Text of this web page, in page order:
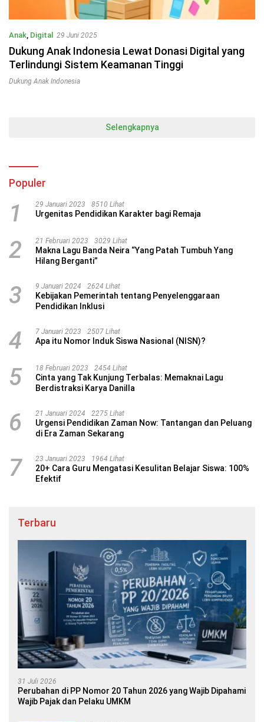
Anak, Digital 29 Juni 2025
Dukung Anak Indonesia Lewat Donasi Digital yang
Terlindungi Sistem Keamanan Tinggi
Dukung Anak Indonesia
Selengkapnya
Populer
1 29 Januari 2023 8510 Lihat
Urgenitas Pendidikan Karakter bagi Remaja
2 21 Februari 2023 3029 Lihat
Makna Lagu Banda Neira “Yang Patah Tumbuh Yang
Hilang Berganti”
3 9 Januari 2024 2624 Lihat
Kebijakan Pemerintah tentang Penyelenggaraan
Pendidikan Inklusi
4 7 Januari 2023 2507 Lihat
Apa itu Nomor Induk Siswa Nasional (NISN)?
5 18 Februari 2023 2454 Lihat
Cinta yang Tak Kunjung Terbalas: Memaknai Lagu
Berdistraksi Karya Danilla
6 21 Januari 2024 2275 Lihat
Urgensi Pendidikan Zaman Now: Tantangan dan Peluang
di Era Zaman Sekarang
7 23 Januari 2023 1964 Lihat
20+ Cara Guru Mengatasi Kesulitan Belajar Siswa: 100%
Efektif
Terbaru
31 Juli 2026
Perubahan di PP Nomor 20 Tahun 2026 yang Wajib Dipahami
Wajib Pajak dan Pelaku UMKM